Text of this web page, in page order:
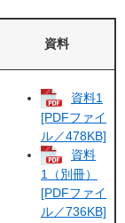
資料
資料1
[PDFファイ
ル／478KB]
資料
1（別冊）
[PDFファイ
ル／736KB]